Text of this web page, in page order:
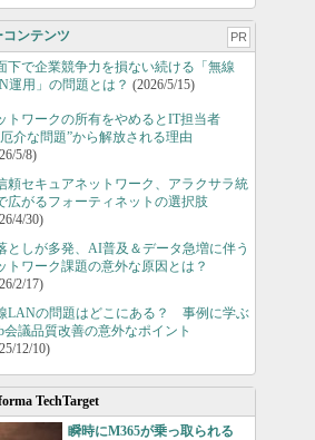
ンテンツ PR
下で企業競争力を損ない続ける「無線
運用」の問題とは？ (2026/5/15)
トワークの所有をやめるとIT担当者
介な問題”から解放される理由
5/8)
頼セキュアネットワーク、アラクサラ統
広がるフォーティネットの選択肢
4/30)
としが多発、AI普及＆データ急増に伴う
トワーク課題の意外な原因とは？
2/17)
LANの問題はどこにある？ 事例に学ぶ
会議品質改善の意外なポイント
12/10)
TechTarget
瞬時にM365が乗っ取られる